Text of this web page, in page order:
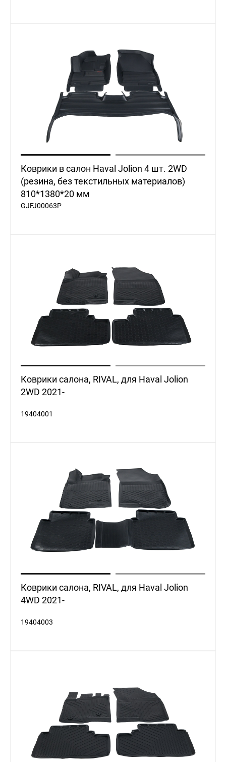
Коврики в салон Haval Jolion 4 шт. 2WD
(резина, без текстильных материалов)
810*1380*20 мм
GJFJ00063P
Коврики салона, RIVAL, для Haval Jolion
2WD 2021-
19404001
Коврики салона, RIVAL, для Haval Jolion
4WD 2021-
19404003